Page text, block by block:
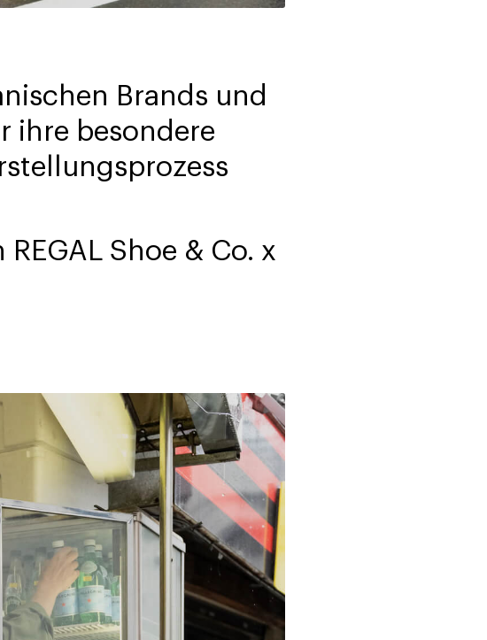
Brands und
ihre besondere
Shoe & Co. x